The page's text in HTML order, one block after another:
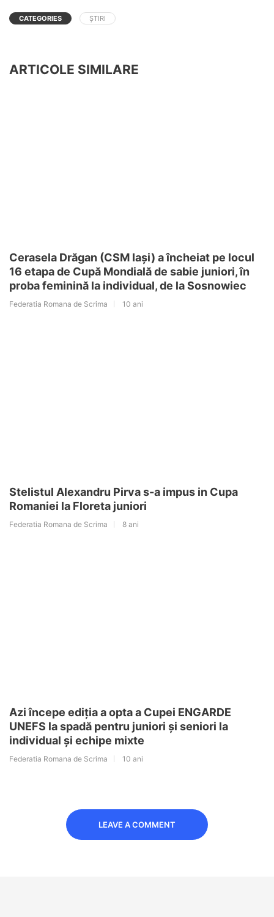
CATEGORIES ȘTIRI
ARTICOLE SIMILARE
Cerasela Drăgan (CSM Iași) a încheiat pe locul
16 etapa de Cupă Mondială de sabie juniori, în
proba feminină la individual, de la Sosnowiec
Federatia Romana de Scrima 10 ani
Stelistul Alexandru Pirva s-a impus in Cupa
Romaniei la Floreta juniori
Federatia Romana de Scrima 8 ani
Azi începe ediția a opta a Cupei ENGARDE
UNEFS la spadă pentru juniori și seniori la
individual și echipe mixte
Federatia Romana de Scrima 10 ani
LEAVE A COMMENT